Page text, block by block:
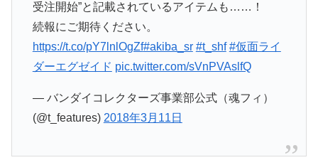
受注開始”と記載されているアイテムも……！
続報にご期待ください。
https://t.co/pY7lnlOgZf#akiba_sr #t_shf #仮面ライ
ダーエグゼイド pic.twitter.com/sVnPVAslfQ
— バンダイコレクターズ事業部公式（魂フィ）
(@t_features) 2018年3月11日